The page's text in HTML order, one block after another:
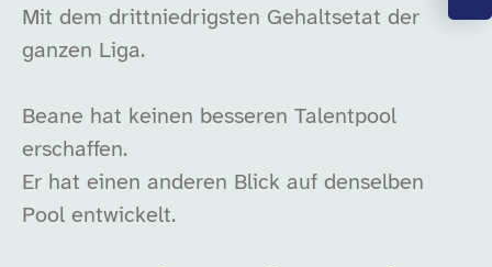
Mit dem drittniedrigsten Gehaltsetat der
ganzen Liga.
Beane hat keinen besseren Talentpool
erschaffen.
Er hat einen anderen Blick auf denselben
Pool entwickelt.